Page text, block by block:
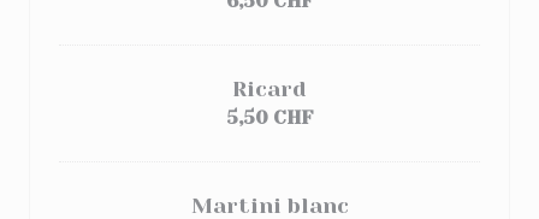
Ricard
5,50 CHF
Martini blanc